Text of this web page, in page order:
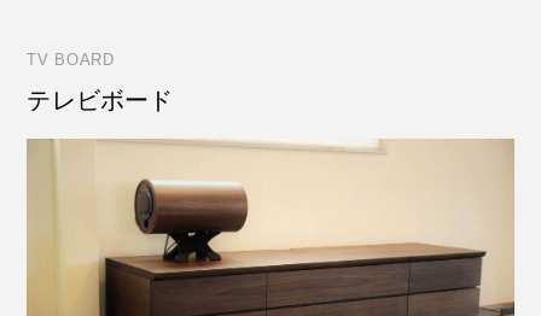
TV BOARD
テレビボード